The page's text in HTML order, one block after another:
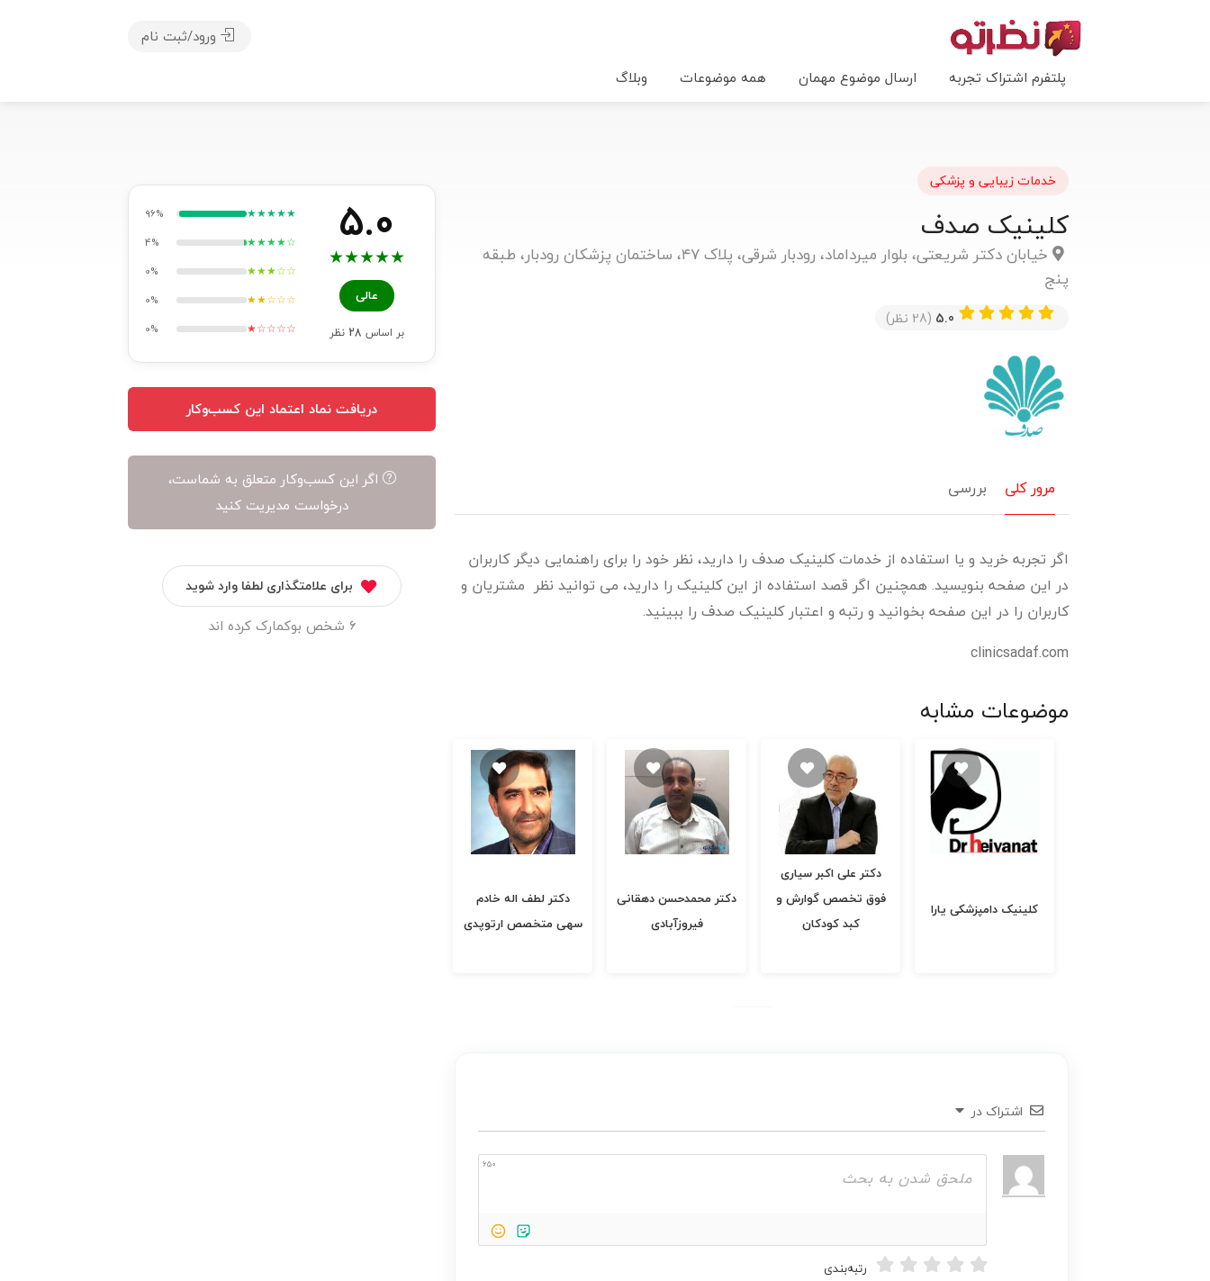
پلتفرم اشتراک تجربه ارسال موضوع مهمان همه موضوعات وبلاگ
ورود/ثبت نام
خدمات زیبایی و پزشکی
کلینیک صدف
خیابان دکتر شریعتی، بلوار میرداماد، رودبار شرقی، پلاک ۴۷، ساختمان پزشکان رودبار، طبقه
پنج
5.0 (28 نظر)
مرور کلی بررسی
اگر تجربه خرید و یا استفاده از خدمات کلینیک صدف را دارید، نظر خود را برای راهنمایی دیگر کاربران
در این صفحه بنویسید. همچنین اگر قصد استفاده از این کلینیک را دارید، می توانید نظر مشتریان و
کاربران را در این صفحه بخوانید و رتبه و اعتبار کلینیک صدف را ببینید.
clinicsadaf.com
موضوعات مشابه
بیمارستان دامپزشکی
تهران
دکتر لطف اله خادم
سهی متخصص ارتوپدی
دکتر محمدحسن دهقانی
فیروزآبادی
کبد کودکان
اشتراک در
650
رتبه‌بندی
5.0
★
★
★
★
★
عالی
بر اساس 28 نظر
★★★★★
96%
★★★★☆
4%
★★★☆☆
0%
★★☆☆☆
0%
★☆☆☆☆
0%
دریافت نماد اعتماد این کسب‌وکار
اگر این کسب‌وکار متعلق به شماست،
درخواست مدیریت کنید
برای علامتگذاری لطفا وارد شوید
6 شخص بوکمارک کرده اند